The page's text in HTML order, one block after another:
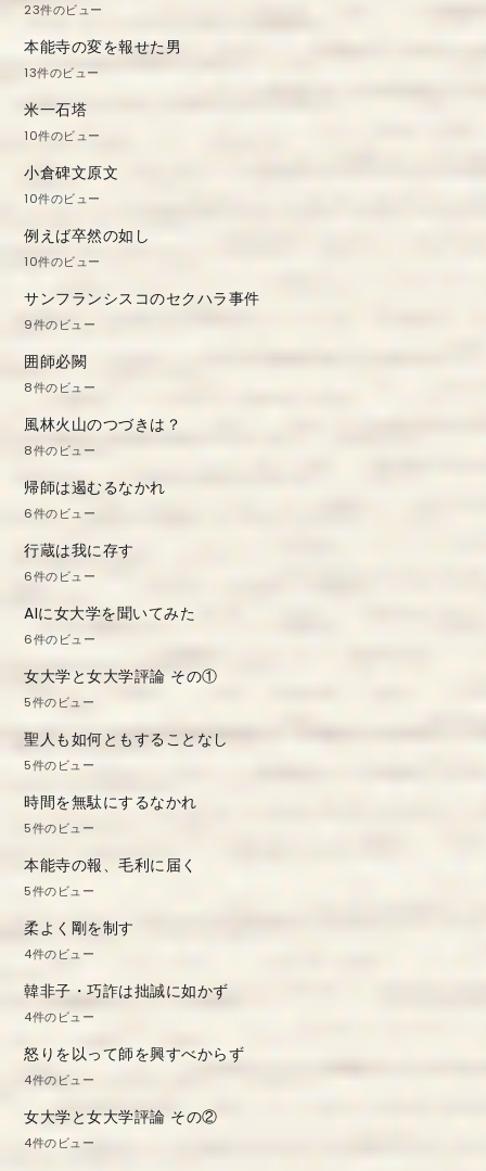
23件のビュー
本能寺の変を報せた男
13件のビュー
米一石塔
10件のビュー
小倉碑文原文
10件のビュー
例えば卒然の如し
10件のビュー
サンフランシスコのセクハラ事件
9件のビュー
囲師必闕
8件のビュー
風林火山のつづきは？
8件のビュー
帰師は遏むるなかれ
6件のビュー
行蔵は我に存す
6件のビュー
AIに女大学を聞いてみた
6件のビュー
女大学と女大学評論 その①
5件のビュー
聖人も如何ともすることなし
5件のビュー
時間を無駄にするなかれ
5件のビュー
本能寺の報、毛利に届く
5件のビュー
柔よく剛を制す
4件のビュー
韓非子・巧詐は拙誠に如かず
4件のビュー
怒りを以って師を興すべからず
4件のビュー
女大学と女大学評論 その②
4件のビュー